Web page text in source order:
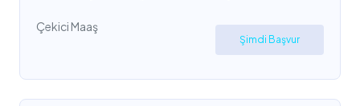
Çekici Maaş
Şimdi Başvur